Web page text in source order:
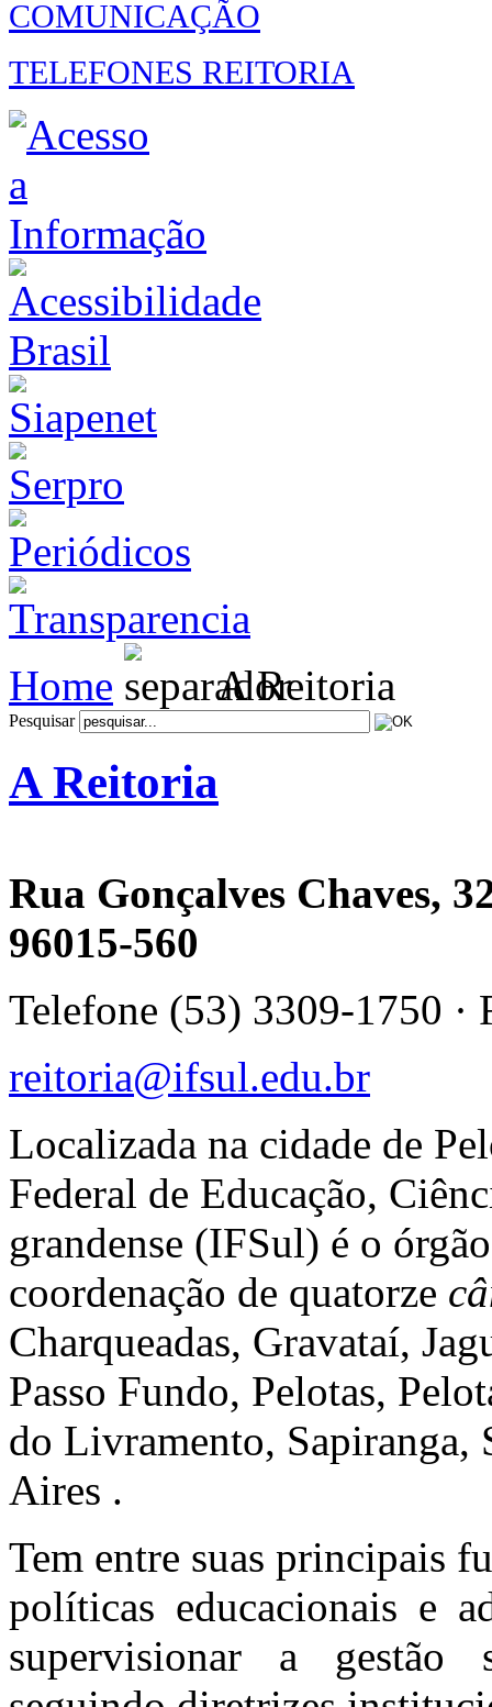
COMUNICAÇÃO
TELEFONES REITORIA
Home A Reitoria
Pesquisar
A Reitoria
Rua Gonçalves Chaves,
96015-560
Telefone (53) 3309-1750
reitoria@ifsul.edu.br
Localizada na cidade de
Federal de Educação,
grandense (IFSul) é o
coordenação de quatorze
Charqueadas, Gravataí,
Passo Fundo, Pelotas,
do Livramento, Sapiranga,
Aires .
Tem entre suas principais
políticas educacionais e
supervisionar a gestão